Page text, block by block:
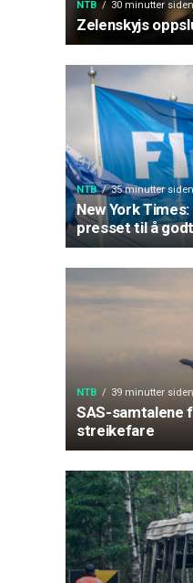
NTB 30 minutter siden
Zelenskyjs
NTB 35 minutter siden
New York
presset til å
NTB 39 minutter siden
SAS-samtalene
streikefare